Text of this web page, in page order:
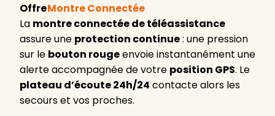
OffreMontre Connectée
La montre connectée de téléassistance
assure une protection continue: une pression
sur le bouton rougeenvoie instantanément une
alerte accompagnée de votre position GPS. Le
plateau d’écoute 24h/24 contacte alors les
secours et vos proches.